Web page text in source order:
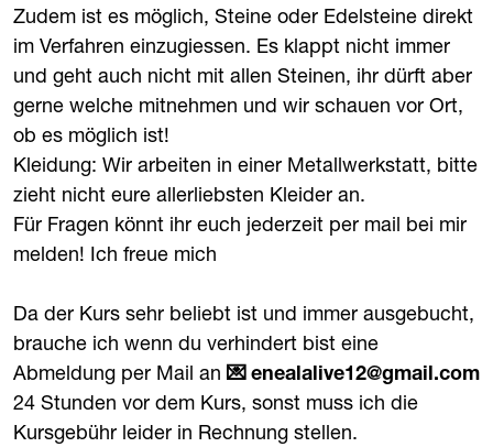
Zudem ist es möglich, Steine oder Edelsteine direkt
im Verfahren einzugiessen. Es klappt nicht immer
und geht auch nicht mit allen Steinen, ihr dürft aber
gerne welche mitnehmen und wir schauen vor Ort,
ob es möglich ist!
Kleidung: Wir arbeiten in einer Metallwerkstatt, bitte
zieht nicht eure allerliebsten Kleider an.
Für Fragen könnt ihr euch jederzeit per mail bei mir
melden! Ich freue mich
Da der Kurs sehr beliebt ist und immer ausgebucht,
brauche ich wenn du verhindert bist eine
Abmeldung per Mail an
enealalive12@gmail.com
24 Stunden vor dem Kurs, sonst muss ich die
Kursgebühr leider in Rechnung stellen.